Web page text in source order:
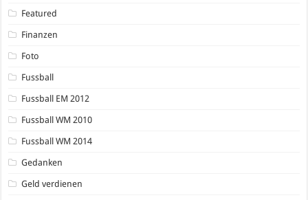
Featured
Finanzen
Foto
Fussball
Fussball EM 2012
Fussball WM 2010
Fussball WM 2014
Gedanken
Geld verdienen